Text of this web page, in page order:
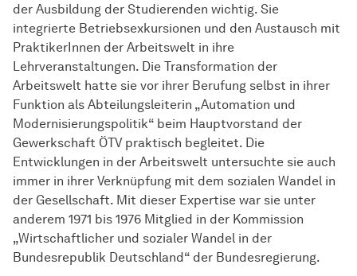
der Ausbildung der Studierenden wichtig. Sie
integrierte Betriebsexkursionen und den Austausch mit
PraktikerInnen der Arbeitswelt in ihre
Lehrveranstaltungen. Die Transformation der
Arbeitswelt hatte sie vor ihrer Berufung selbst in ihrer
Funktion als Abteilungsleiterin „Automation und
Modernisierungspolitik“ beim Hauptvorstand der
Gewerkschaft ÖTV praktisch begleitet. Die
Entwicklungen in der Arbeitswelt untersuchte sie auch
immer in ihrer Verknüpfung mit dem sozialen Wandel in
der Gesellschaft. Mit dieser Expertise war sie unter
anderem 1971 bis 1976 Mitglied in der Kommission
„Wirtschaftlicher und sozialer Wandel in der
Bundesrepublik Deutschland“ der Bundesregierung.